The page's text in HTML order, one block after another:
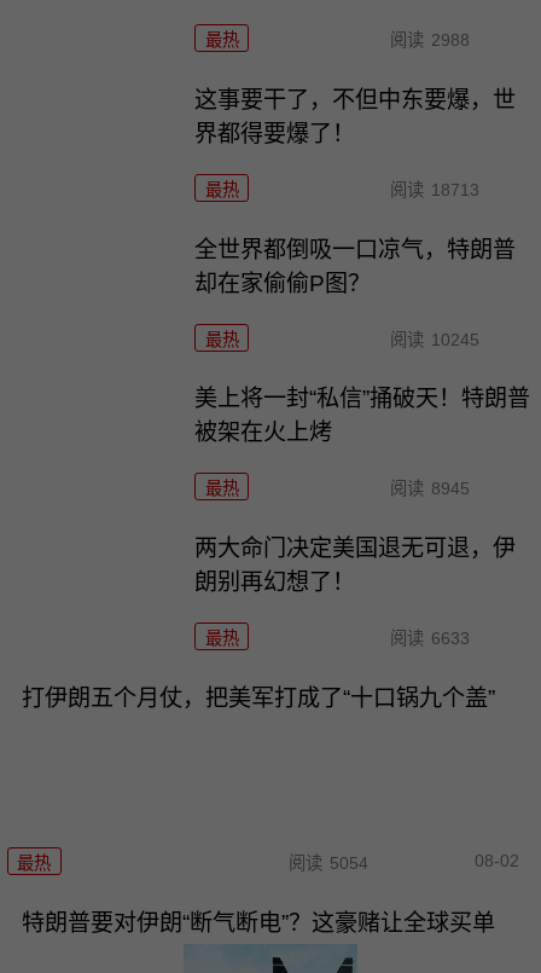
最热 阅读 2988
这事要干了，不但中东要爆，世
界都得要爆了！
最热 阅读 18713
全世界都倒吸一口凉气，特朗普
却在家偷偷P图？
最热 阅读 10245
美上将一封“私信”捅破天！特朗普
被架在火上烤
最热 阅读 8945
两大命门决定美国退无可退，伊
朗别再幻想了！
最热 阅读 6633
打伊朗五个月仗，把美军打成了“十口锅九个盖”
最热 阅读 5054 08-02
特朗普要对伊朗“断气断电”？这豪赌让全球买单